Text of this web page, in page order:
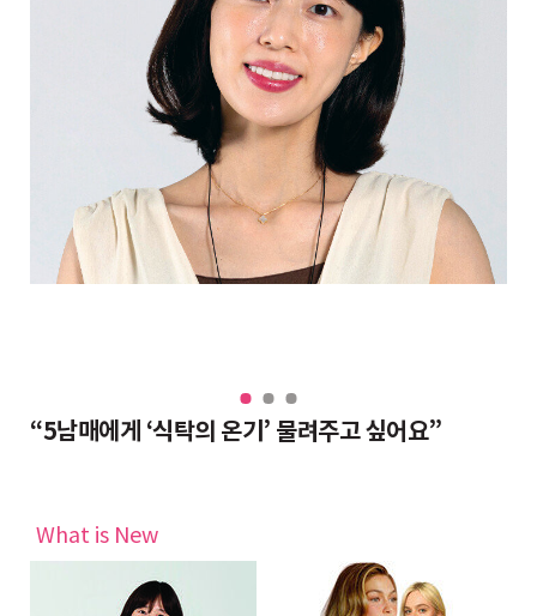
“5남매에게 ‘식탁의 온기’ 물려주고 싶어요”
What is New